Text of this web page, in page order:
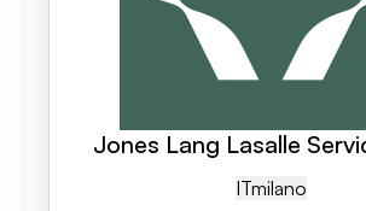
Jones Lang Lasalle
ITMilano